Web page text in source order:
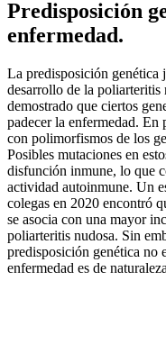
Predisposición
enfermedad.
La predisposición genética
desarrollo de la poliarteritis
demostrado que ciertos
padecer la enfermedad. En
con polimorfismos de los
Posibles mutaciones en
disfunción inmune, lo que
actividad autoinmune. Un
colegas en 2020 encontró
se asocia con una mayor
poliarteritis nudosa. Sin
predisposición genética no
enfermedad es de